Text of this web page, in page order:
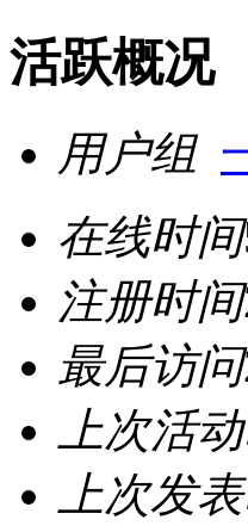
活跃概况
用户组
在线时间
注册时间
最后访问
上次活
上次发